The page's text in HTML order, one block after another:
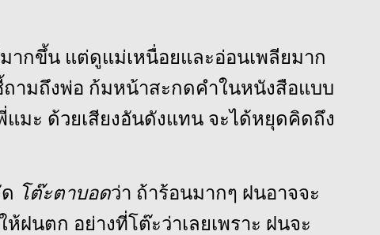
ากขึ้น แต่ดูแม่เหนื่อยและอ่อนเพลียมาก
ถามถึงพ่อ ก้มหน้าสะกดคำในหนังสือแบบ
แมะ ด้วยเสียงอันดังแทน จะได้หยุดคิดถึง
โต๊ะตาบอดว่า ถ้าร้อนมากๆ ฝนอาจจะ
ฝนตก อย่างที่โต๊ะว่าเลยเพราะ ฝนจะ